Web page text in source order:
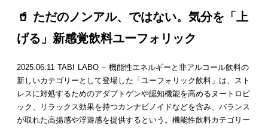
🥤 ただのノンアル、ではない。気分を「上
げる」新感覚飲料ユーフォリック
2025.06.11 TABI LABO – 機能性エネルギーと非アルコール飲料の
新しいカテゴリーとして登場した「ユーフォリック飲料」は、スト
レスに対処するためのアダプトゲンや認知機能を高めるヌートロピ
ック、リラックス効果を持つカンナビノイドなどを含み、バランス
が取れた高揚感や浮遊感を提供するという。機能性飲料カテゴリー